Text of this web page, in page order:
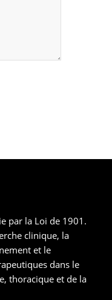
par la Loi de 1901.
clinique, la
et le
dans le
thoracique et de la